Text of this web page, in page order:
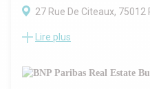
27 Rue De Citeaux, 75012
LOCAUX ATYPIQUES A
BNP Paribas Real Estate
achat stratégique avec
Lire plus